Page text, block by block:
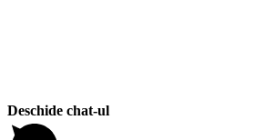
Deschide chat-ul